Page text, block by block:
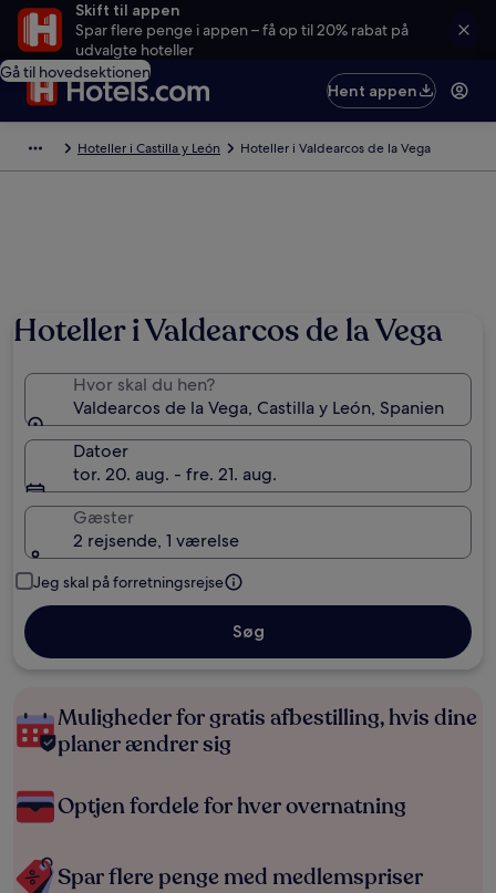
Skift til appen
Spar flere penge i appen – få op til 20% rabat på
udvalgte hoteller
Gå til hovedsektionen
Hent appen
Hoteller i Castilla y León Hoteller i Valdearcos de la Vega
Hoteller i Valdearcos de la Vega
Hvor skal du hen?
Valdearcos de la Vega, Castilla y León, Spanien
Datoer
tor. 20. aug. - fre. 21. aug.
Gæster
2 rejsende, 1 værelse
Jeg skal på forretningsrejse
Søg
Muligheder for gratis afbestilling, hvis dine
planer ændrer sig
Optjen fordele for hver overnatning
Spar flere penge med medlemspriser